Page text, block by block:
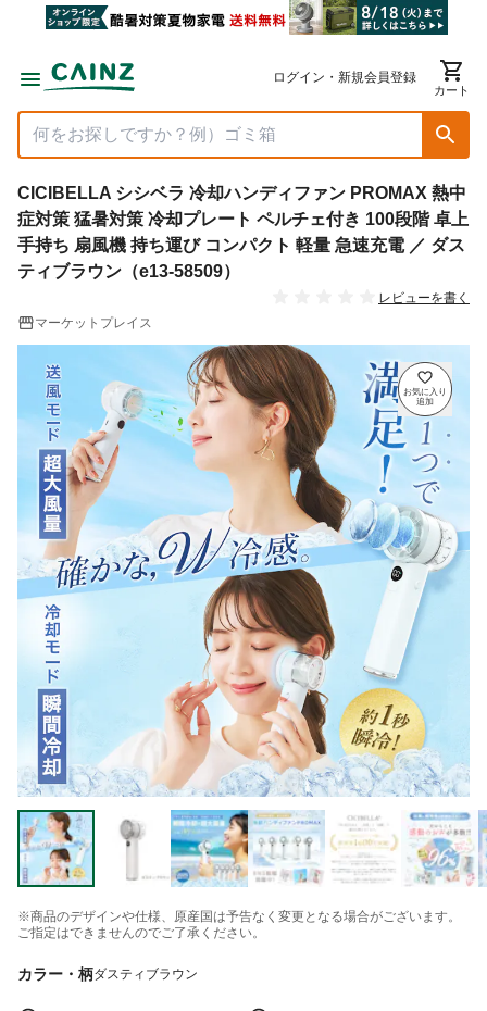
ログイン・新規会員登録
カート
CICIBELLA シシベラ 冷却ハンディファン PROMAX 熱中
症対策 猛暑対策 冷却プレート ペルチェ付き 100段階 卓上
手持ち 扇風機 持ち運び コンパクト 軽量 急速充電 ／ ダス
ティブラウン（e13-58509）
レビューを書く
マーケットプレイス
※商品のデザインや仕様、原産国は予告なく変更となる場合がございます。
ご指定はできませんのでご了承ください。
カラー・柄ダスティブラウン